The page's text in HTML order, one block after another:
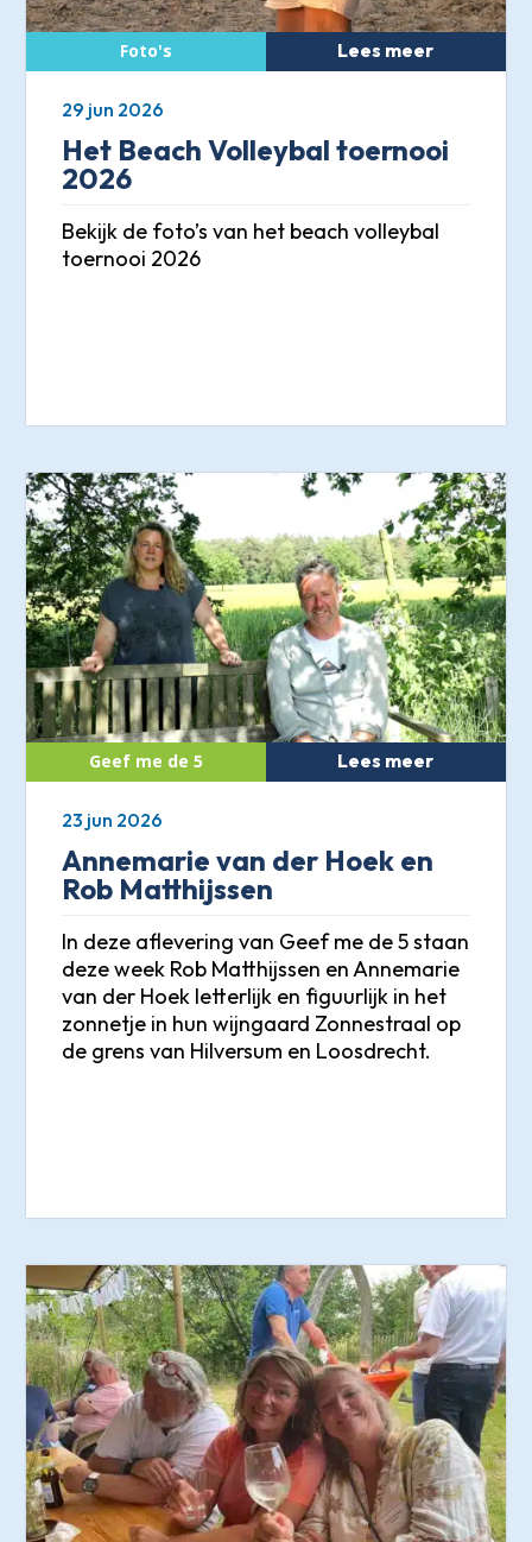
Het Beach Volleybal toernooi
2026
Bekijk de foto’s van het beach volleybal
toernooi 2026
Lees meer
29 jun 2026
Annemarie van der Hoek en
Rob Matthijssen
In deze aflevering van Geef me de 5 staan
deze week Rob Matthijssen en Annemarie
van der Hoek letterlijk en figuurlijk in het
zonnetje in hun wijngaard Zonnestraal op
de grens van Hilversum en Loosdrecht.
Lees meer
23 jun 2026